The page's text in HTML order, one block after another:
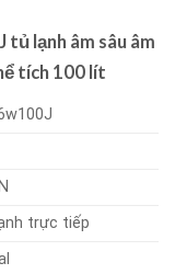
lạnh âm sâu âm
tích 100 lít
trực tiếp